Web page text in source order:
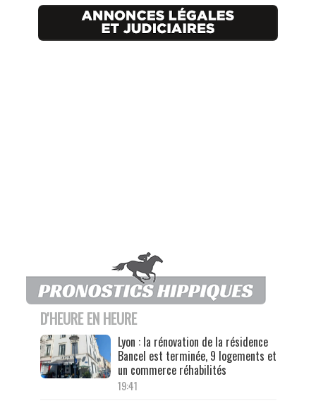
D'HEURE EN HEURE
Lyon : la rénovation de la résidence
Bancel est terminée, 9 logements et
un commerce réhabilités
19:41